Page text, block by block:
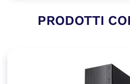
PRODOTTI